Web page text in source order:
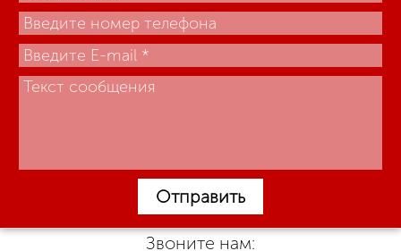
Отправить
Звоните нам: